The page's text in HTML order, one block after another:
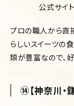
公式サイト
プロの職人から直
らしいスイーツの
類が豊富なので、
⑭【神奈川・